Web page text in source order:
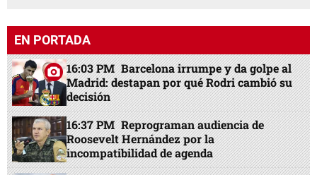
EN PORTADA
16:03 PM Barcelona irrumpe y da golpe al
Madrid: destapan por qué Rodri cambió su
decisión
16:37 PM Reprograman audiencia de
Roosevelt Hernández por la
incompatibilidad de agenda